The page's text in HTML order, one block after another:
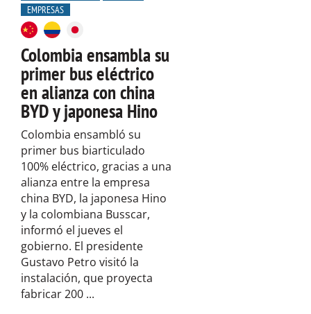
EMPRESAS
Colombia ensambla su
primer bus eléctrico
en alianza con china
BYD y japonesa Hino
Colombia ensambló su
primer bus biarticulado
100% eléctrico, gracias a una
alianza entre la empresa
china BYD, la japonesa Hino
y la colombiana Busscar,
informó el jueves el
gobierno. El presidente
Gustavo Petro visitó la
instalación, que proyecta
fabricar 200 ...